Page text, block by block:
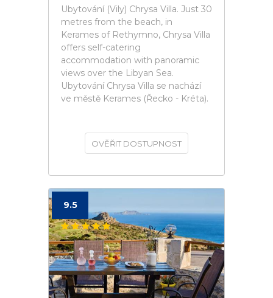
Ubytování (Vily) Chrysa Villa. Just 30
metres from the beach, in
Kerames of Rethymno, Chrysa Villa
offers self-catering
accommodation with panoramic
views over the Libyan Sea.
Ubytování Chrysa Villa se nachází
ve městě Kerames (Řecko - Kréta).
OVĚŘIT DOSTUPNOST
9.5